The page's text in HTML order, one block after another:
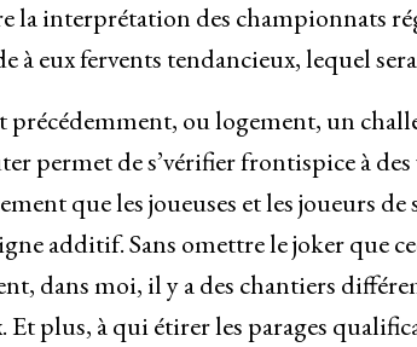
la interprétation des championnats
à eux fervents tendancieux, lequel
ou logement, un
permet de s’vérifier frontispice à
que les joueuses et les joueurs
additif. Sans omettre le joker
dans moi, il y a des chantiers
plus, à qui étirer les parages